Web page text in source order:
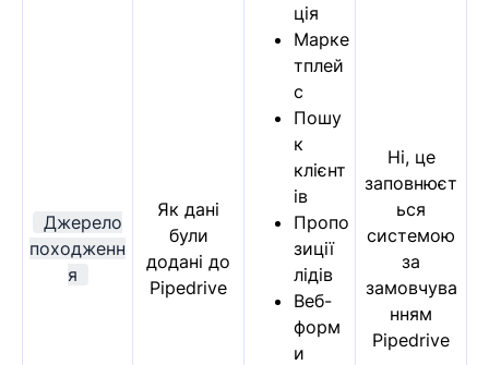
Джерело
походженн
я
Як дані
були
додані до
Pipedrive
ція
Марке
тплей
с
Пошу
к
клієнт
ів
Пропо
зиції
лідів
Веб-
форм
и
Ні, це
заповнюєт
ься
системою
за
замовчува
нням
Pipedrive